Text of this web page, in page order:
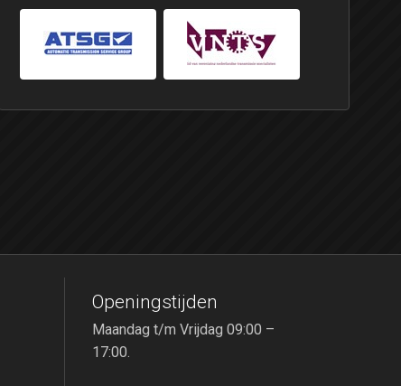
Openingstijden
Maandag t/m Vrijdag 09:00 –
17:00.